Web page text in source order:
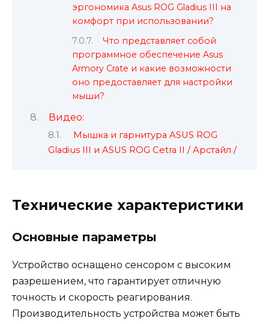
эргономика Asus ROG Gladius III на
комфорт при использовании?
Что представляет собой
программное обеспечение Asus
Armory Crate и какие возможности
оно предоставляет для настройки
мыши?
Видео:
Мышка и гарнитура ASUS ROG
Gladius III и ASUS ROG Cetra II / Арстайл /
Технические характеристики
Основные параметры
Устройство оснащено сенсором с высоким
разрешением, что гарантирует отличную
точность и скорость реагирования.
Производительность устройства может быть